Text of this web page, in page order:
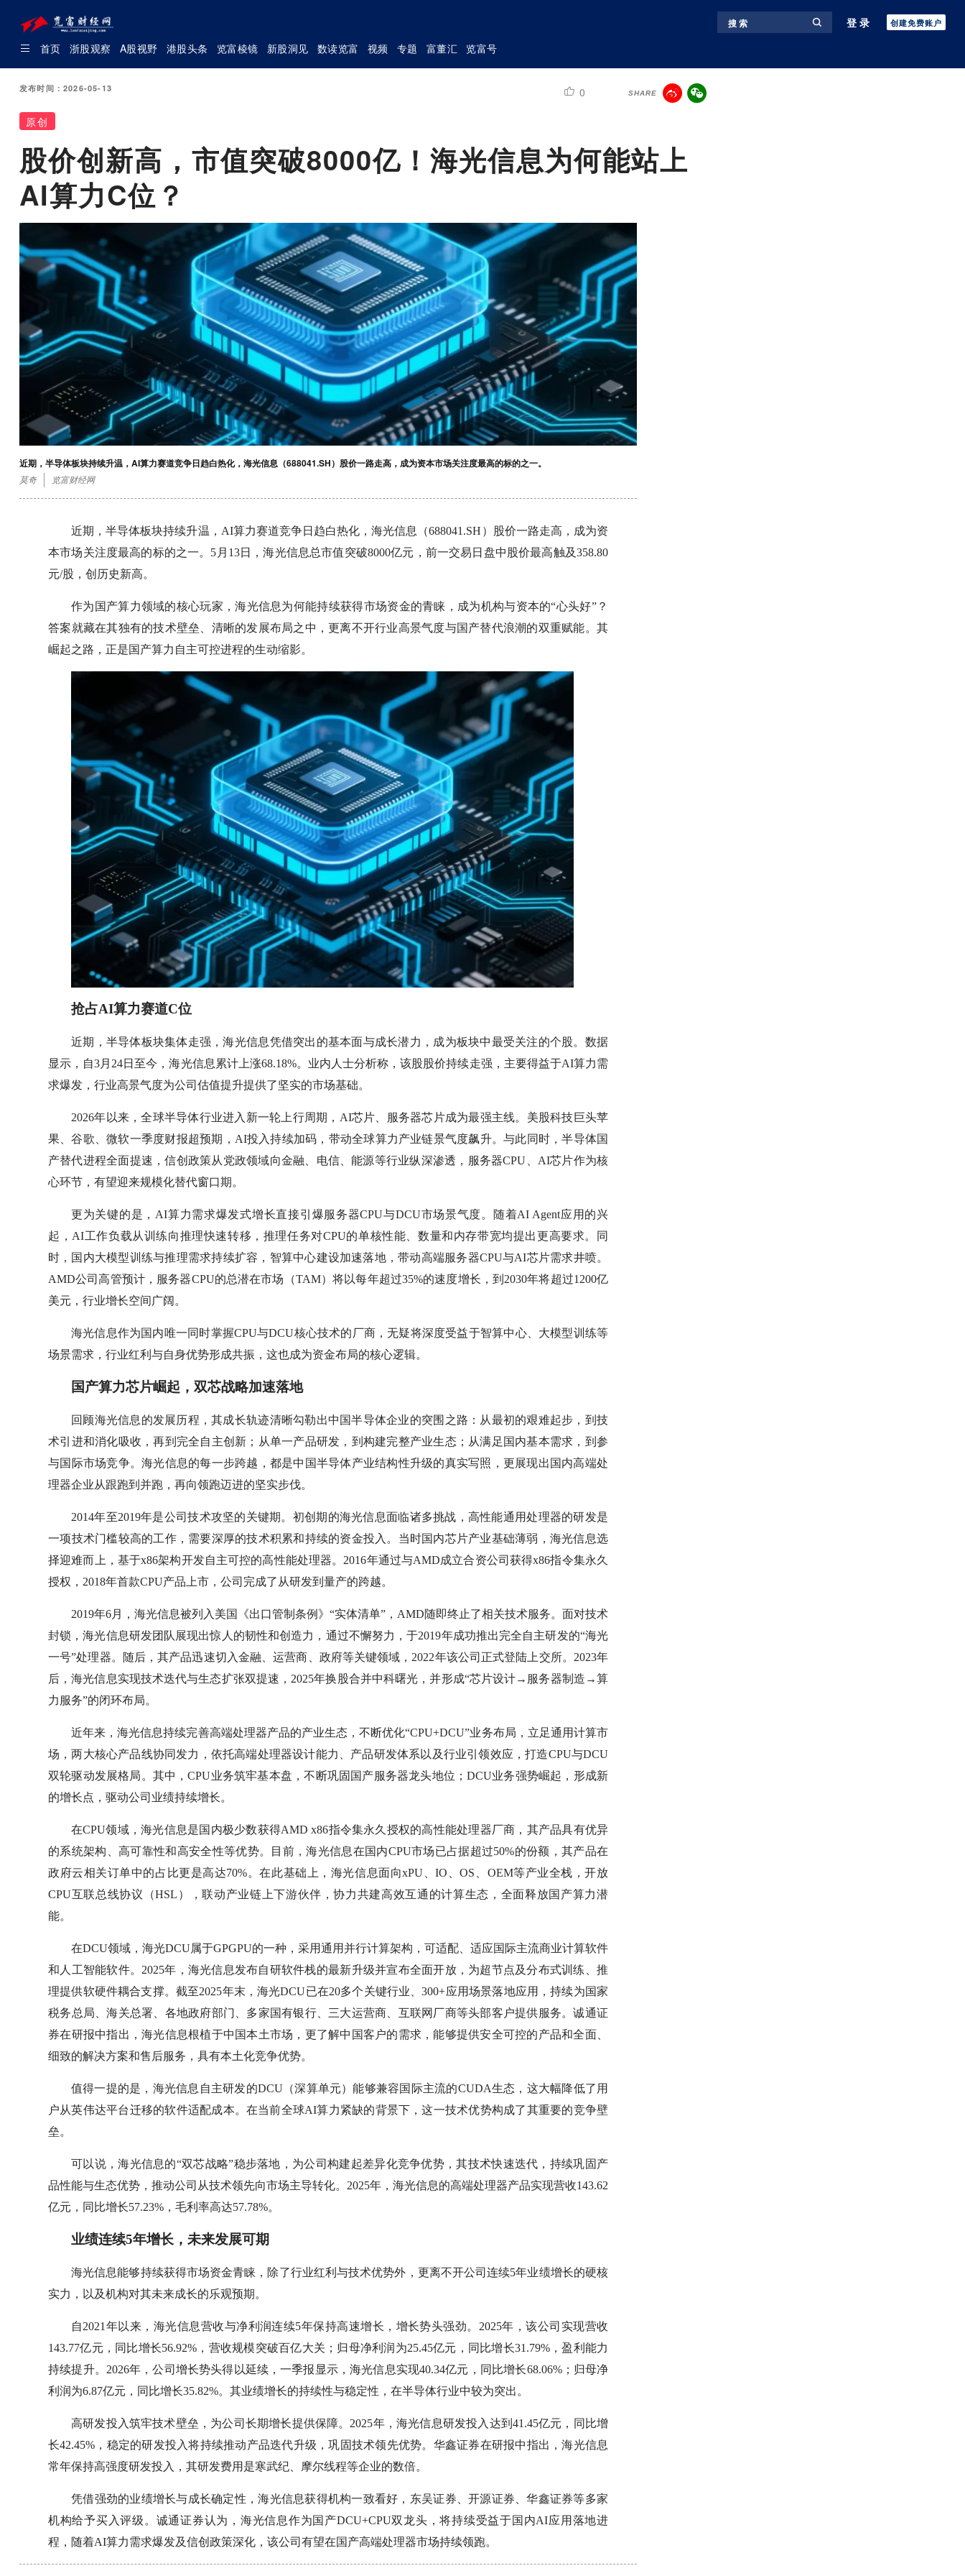
搜 索 登录 创建免费账户
首页 浙股观察 A股视野 港股头条 览富棱镜 新股洞见 数读览富 视频 专题 富董汇 览富号
发布时间：2026-05-13 0 SHARE
原创
股价创新高，市值突破8000亿！海光信息为何能站上
AI算力C位？
近期，半导体板块持续升温，AI算力赛道竞争日趋白热化，海光信息（688041.SH）股价一路走高，成为资本市场关注度最高的标的之一。
莫奇 览富财经网
近期，半导体板块持续升温，AI算力赛道竞争日趋白热化，海光信息（688041.SH）股价一路走高，成为资
本市场关注度最高的标的之一。5月13日，海光信息总市值突破8000亿元，前一交易日盘中股价最高触及358.80
元/股，创历史新高。
作为国产算力领域的核心玩家，海光信息为何能持续获得市场资金的青睐，成为机构与资本的“心头好”？
答案就藏在其独有的技术壁垒、清晰的发展布局之中，更离不开行业高景气度与国产替代浪潮的双重赋能。其
崛起之路，正是国产算力自主可控进程的生动缩影。
抢占AI算力赛道C位
近期，半导体板块集体走强，海光信息凭借突出的基本面与成长潜力，成为板块中最受关注的个股。数据
显示，自3月24日至今，海光信息累计上涨68.18%。业内人士分析称，该股股价持续走强，主要得益于AI算力需
求爆发，行业高景气度为公司估值提升提供了坚实的市场基础。
2026年以来，全球半导体行业进入新一轮上行周期，AI芯片、服务器芯片成为最强主线。美股科技巨头苹
果、谷歌、微软一季度财报超预期，AI投入持续加码，带动全球算力产业链景气度飙升。与此同时，半导体国
产替代进程全面提速，信创政策从党政领域向金融、电信、能源等行业纵深渗透，服务器CPU、AI芯片作为核
心环节，有望迎来规模化替代窗口期。
更为关键的是，AI算力需求爆发式增长直接引爆服务器CPU与DCU市场景气度。随着AI Agent应用的兴
起，AI工作负载从训练向推理快速转移，推理任务对CPU的单核性能、数量和内存带宽均提出更高要求。同
时，国内大模型训练与推理需求持续扩容，智算中心建设加速落地，带动高端服务器CPU与AI芯片需求井喷。
AMD公司高管预计，服务器CPU的总潜在市场（TAM）将以每年超过35%的速度增长，到2030年将超过1200亿
美元，行业增长空间广阔。
海光信息作为国内唯一同时掌握CPU与DCU核心技术的厂商，无疑将深度受益于智算中心、大模型训练等
场景需求，行业红利与自身优势形成共振，这也成为资金布局的核心逻辑。
国产算力芯片崛起，双芯战略加速落地
回顾海光信息的发展历程，其成长轨迹清晰勾勒出中国半导体企业的突围之路：从最初的艰难起步，到技
术引进和消化吸收，再到完全自主创新；从单一产品研发，到构建完整产业生态；从满足国内基本需求，到参
与国际市场竞争。海光信息的每一步跨越，都是中国半导体产业结构性升级的真实写照，更展现出国内高端处
理器企业从跟跑到并跑，再向领跑迈进的坚实步伐。
2014年至2019年是公司技术攻坚的关键期。初创期的海光信息面临诸多挑战，高性能通用处理器的研发是
一项技术门槛较高的工作，需要深厚的技术积累和持续的资金投入。当时国内芯片产业基础薄弱，海光信息选
择迎难而上，基于x86架构开发自主可控的高性能处理器。2016年通过与AMD成立合资公司获得x86指令集永久
授权，2018年首款CPU产品上市，公司完成了从研发到量产的跨越。
2019年6月，海光信息被列入美国《出口管制条例》“实体清单”，AMD随即终止了相关技术服务。面对技术
封锁，海光信息研发团队展现出惊人的韧性和创造力，通过不懈努力，于2019年成功推出完全自主研发的“海光
一号”处理器。随后，其产品迅速切入金融、运营商、政府等关键领域，2022年该公司正式登陆上交所。2023年
后，海光信息实现技术迭代与生态扩张双提速，2025年换股合并中科曙光，并形成“芯片设计→服务器制造→算
力服务”的闭环布局。
近年来，海光信息持续完善高端处理器产品的产业生态，不断优化“CPU+DCU”业务布局，立足通用计算市
场，两大核心产品线协同发力，依托高端处理器设计能力、产品研发体系以及行业引领效应，打造CPU与DCU
双轮驱动发展格局。其中，CPU业务筑牢基本盘，不断巩固国产服务器龙头地位；DCU业务强势崛起，形成新
的增长点，驱动公司业绩持续增长。
在CPU领域，海光信息是国内极少数获得AMD x86指令集永久授权的高性能处理器厂商，其产品具有优异
的系统架构、高可靠性和高安全性等优势。目前，海光信息在国内CPU市场已占据超过50%的份额，其产品在
政府云相关订单中的占比更是高达70%。在此基础上，海光信息面向xPU、IO、OS、OEM等产业全栈，开放
CPU互联总线协议（HSL），联动产业链上下游伙伴，协力共建高效互通的计算生态，全面释放国产算力潜
能。
在DCU领域，海光DCU属于GPGPU的一种，采用通用并行计算架构，可适配、适应国际主流商业计算软件
和人工智能软件。2025年，海光信息发布自研软件栈的最新升级并宣布全面开放，为超节点及分布式训练、推
理提供软硬件耦合支撑。截至2025年末，海光DCU已在20多个关键行业、300+应用场景落地应用，持续为国家
税务总局、海关总署、各地政府部门、多家国有银行、三大运营商、互联网厂商等头部客户提供服务。诚通证
券在研报中指出，海光信息根植于中国本土市场，更了解中国客户的需求，能够提供安全可控的产品和全面、
细致的解决方案和售后服务，具有本土化竞争优势。
值得一提的是，海光信息自主研发的DCU（深算单元）能够兼容国际主流的CUDA生态，这大幅降低了用
户从英伟达平台迁移的软件适配成本。在当前全球AI算力紧缺的背景下，这一技术优势构成了其重要的竞争壁
垒。
可以说，海光信息的“双芯战略”稳步落地，为公司构建起差异化竞争优势，其技术快速迭代，持续巩固产
品性能与生态优势，推动公司从技术领先向市场主导转化。2025年，海光信息的高端处理器产品实现营收143.62
亿元，同比增长57.23%，毛利率高达57.78%。
业绩连续5年增长，未来发展可期
海光信息能够持续获得市场资金青睐，除了行业红利与技术优势外，更离不开公司连续5年业绩增长的硬核
实力，以及机构对其未来成长的乐观预期。
自2021年以来，海光信息营收与净利润连续5年保持高速增长，增长势头强劲。2025年，该公司实现营收
143.77亿元，同比增长56.92%，营收规模突破百亿大关；归母净利润为25.45亿元，同比增长31.79%，盈利能力
持续提升。2026年，公司增长势头得以延续，一季报显示，海光信息实现40.34亿元，同比增长68.06%；归母净
利润为6.87亿元，同比增长35.82%。其业绩增长的持续性与稳定性，在半导体行业中较为突出。
高研发投入筑牢技术壁垒，为公司长期增长提供保障。2025年，海光信息研发投入达到41.45亿元，同比增
长42.45%，稳定的研发投入将持续推动产品迭代升级，巩固技术领先优势。华鑫证券在研报中指出，海光信息
常年保持高强度研发投入，其研发费用是寒武纪、摩尔线程等企业的数倍。
凭借强劲的业绩增长与成长确定性，海光信息获得机构一致看好，东吴证券、开源证券、华鑫证券等多家
机构给予买入评级。诚通证券认为，海光信息作为国产DCU+CPU双龙头，将持续受益于国内AI应用落地进
程，随着AI算力需求爆发及信创政策深化，该公司有望在国产高端处理器市场持续领跑。